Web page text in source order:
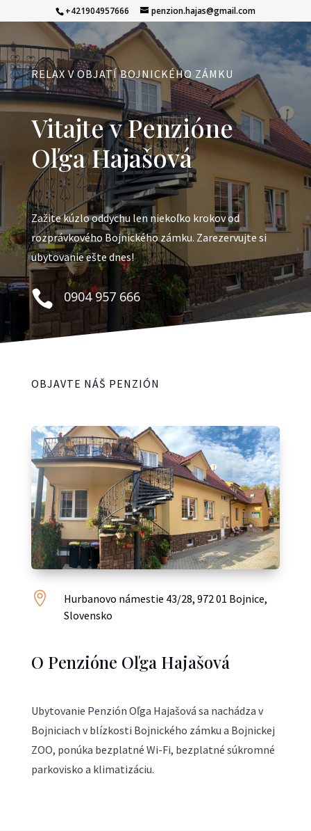
+421904957666 penzion.hajas@gmail.com
RELAX V OBJATÍ BOJNICKÉHO ZÁMKU
Vitajte v Penzióne
Oľga Hajašová
Zažite kúzlo oddychu len niekoľko krokov od
rozprávkového Bojnického zámku. Zarezervujte si
ubytovanie ešte dnes!
 0904 957 666
OBJAVTE NÁŠ PENZIÓN

Hurbanovo námestie 43/28, 972 01 Bojnice,
Slovensko
O Penzióne Oľga Hajašová
Ubytovanie Penzión Oľga Hajašová sa nachádza v
Bojniciach v blízkosti Bojnického zámku a Bojnickej
ZOO, ponúka bezplatné Wi-Fi, bezplatné súkromné
parkovisko a klimatizáciu.